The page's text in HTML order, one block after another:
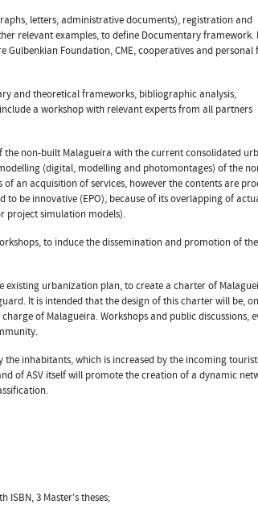
letters, administrative documents), registration and
relevant examples, to define Documentary framework.
Foundation, CME, cooperatives and personal
and theoretical frameworks, bibliographic analysis,
a workshop with relevant experts from all partners
non-built Malagueira with the current consolidated
(digital, modelling and photomontages) of the
an acquisition of services, however the contents are
be innovative (EPO), because of its overlapping of
project simulation models).
to induce the dissemination and promotion of the
urbanization plan, to create a charter of
It is intended that the design of this charter will be,
of Malagueira. Workshops and public discussions,
inhabitants, which is increased by the incoming
of ASV itself will promote the creation of a dynamic
ISBN, 3 Master's theses;